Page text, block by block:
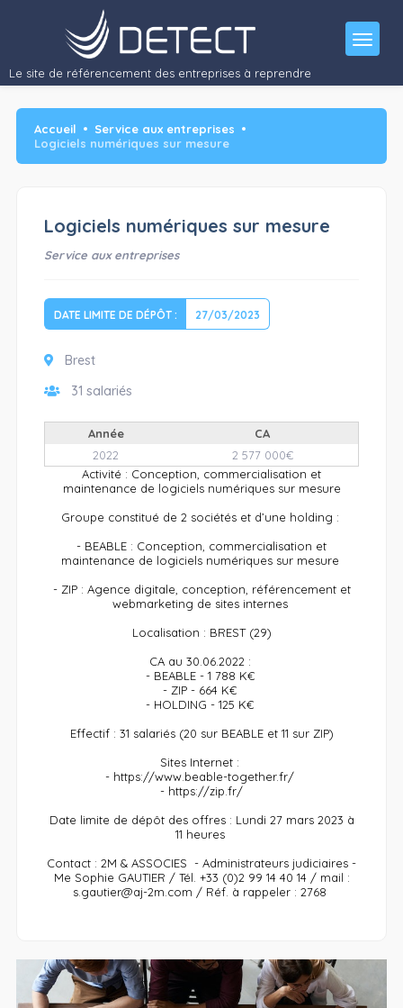
Activité : Conception, commercialisation et maintenance de logiciels
Le site de référencement des entreprises à reprendre
Accueil
Service aux entreprises
Logiciels numériques sur mesure
Logiciels numériques sur mesure
Service aux entreprises
DATE LIMITE DE DÉPÔT : 27/03/2023
Brest
31 salariés
Année
CA
2022
2 577 000€
Activité : Conception, commercialisation et
maintenance de logiciels numériques sur mesure
Groupe constitué de 2 sociétés et d’une holding :
- BEABLE : Conception, commercialisation et
maintenance de logiciels numériques sur mesure
- ZIP : Agence digitale, conception, référencement et
webmarketing de sites internes
Localisation : BREST (29)
CA au 30.06.2022 :
- BEABLE - 1 788 K€
- ZIP - 664 K€
- HOLDING - 125 K€
Effectif : 31 salariés (20 sur BEABLE et 11 sur ZIP)
Sites Internet :
- https://www.beable-together.fr/
- https://zip.fr/
Date limite de dépôt des offres : Lundi 27 mars 2023 à
11 heures
Contact : 2M & ASSOCIES - Administrateurs judiciaires -
Me Sophie GAUTIER / Tél. +33 (0)2 99 14 40 14 / mail :
s.gautier@aj-2m.com / Réf. à rappeler : 2768